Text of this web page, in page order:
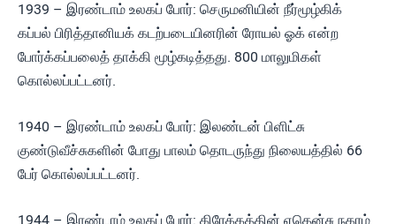
1939 – இரண்டாம் உலகப் போர்: செருமனியின் நீர்மூழ்கிக்
கப்பல் பிரித்தானியக் கடற்படையினரின் ரோயல் ஓக் என்ற
போர்க்கப்பலைத் தாக்கி மூழ்கடித்தது. 800 மாலுமிகள்
கொல்லப்பட்டனர்.
1940 – இரண்டாம் உலகப் போர்: இலண்டன் பிளிட்சு
குண்டுவீச்சுகளின் போது பாலம் தொடருந்து நிலையத்தில் 66
பேர் கொல்லப்பட்டனர்.
1944 – இரண்டாம் உலகப் போர்: கிரேக்கத்தின் ஏதென்சு நகரம்